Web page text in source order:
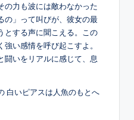
の力も波には敵わなかった
の」って叫びが、彼女の最
とする声に聞こえる。この
い感情を呼び起こすよ。
闘いをリアルに感じて、息
白いピアスは人魚のもとへ